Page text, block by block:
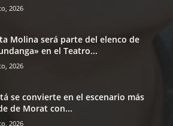
2026
Molina será parte del elenco de
en el Teatro...
2026
se convierte en el escenario más
de Morat con...
2026